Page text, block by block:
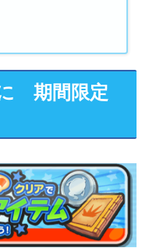
期間限定